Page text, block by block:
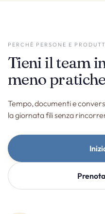
PERCHÉ PERSONE E
Tieni il team
meno
Tempo, documenti e
la giornata fili senza